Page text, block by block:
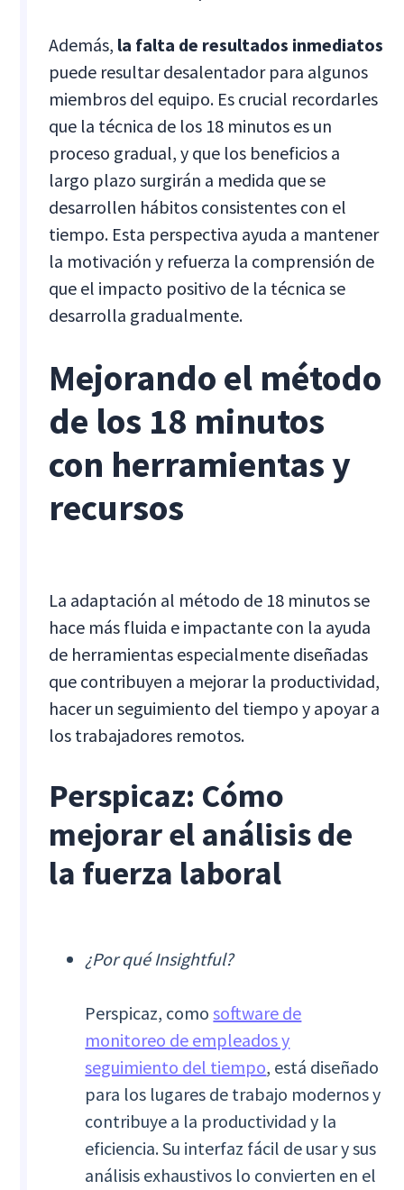
Además, la falta de resultados inmediatos
puede resultar desalentador para algunos
miembros del equipo. Es crucial recordarles
que la técnica de los 18 minutos es un
proceso gradual, y que los beneficios a
largo plazo surgirán a medida que se
desarrollen hábitos consistentes con el
tiempo. Esta perspectiva ayuda a mantener
la motivación y refuerza la comprensión de
que el impacto positivo de la técnica se
desarrolla gradualmente.
Mejorando el método
de los 18 minutos
con herramientas y
recursos
La adaptación al método de 18 minutos se
hace más fluida e impactante con la ayuda
de herramientas especialmente diseñadas
que contribuyen a mejorar la productividad,
hacer un seguimiento del tiempo y apoyar a
los trabajadores remotos.
Perspicaz: Cómo
mejorar el análisis de
la fuerza laboral
¿Por qué Insightful?
Perspicaz, comosoftware de
monitoreo de empleados y
seguimiento del tiempo, está diseñado
para los lugares de trabajo modernos y
contribuye a la productividad y la
eficiencia. Su interfaz fácil de usar y sus
análisis exhaustivos lo convierten en el